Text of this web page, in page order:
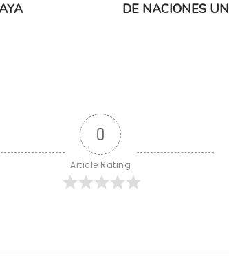
DE NACIONES
0
Article Rating